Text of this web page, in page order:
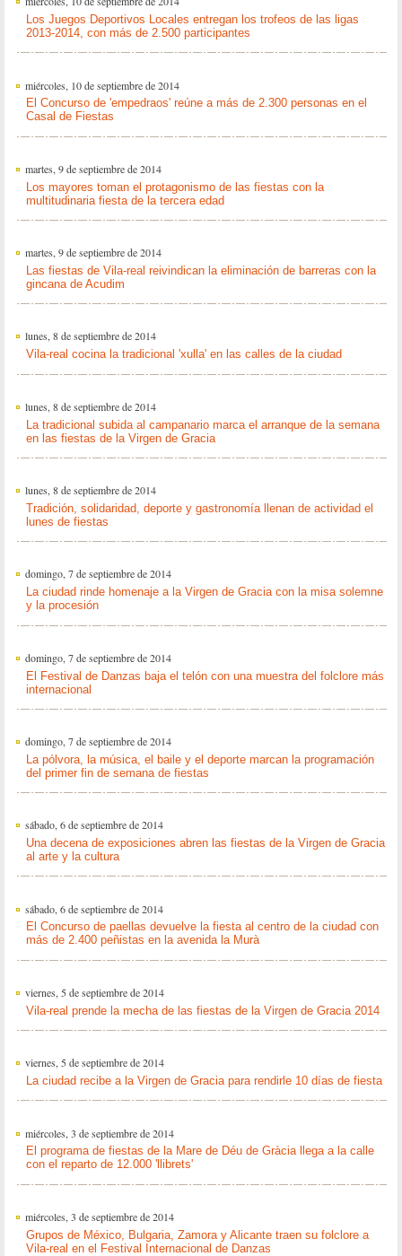
Los Juegos Deportivos Locales entregan los trofeos de las ligas
2013-2014, con más de 2.500 participantes
miércoles, 10 de septiembre de 2014
El Concurso de 'empedraos' reúne a más de 2.300 personas en el
Casal de Fiestas
martes, 9 de septiembre de 2014
Los mayores toman el protagonismo de las fiestas con la
multitudinaria fiesta de la tercera edad
martes, 9 de septiembre de 2014
Las fiestas de Vila-real reivindican la eliminación de barreras con la
gincana de Acudim
lunes, 8 de septiembre de 2014
Vila-real cocina la tradicional 'xulla' en las calles de la ciudad
lunes, 8 de septiembre de 2014
La tradicional subida al campanario marca el arranque de la semana
en las fiestas de la Virgen de Gracia
lunes, 8 de septiembre de 2014
Tradición, solidaridad, deporte y gastronomía llenan de actividad el
lunes de fiestas
domingo, 7 de septiembre de 2014
La ciudad rinde homenaje a la Virgen de Gracia con la misa solemne
y la procesión
domingo, 7 de septiembre de 2014
El Festival de Danzas baja el telón con una muestra del folclore más
internacional
domingo, 7 de septiembre de 2014
La pólvora, la música, el baile y el deporte marcan la programación
del primer fin de semana de fiestas
sábado, 6 de septiembre de 2014
Una decena de exposiciones abren las fiestas de la Virgen de Gracia
al arte y la cultura
sábado, 6 de septiembre de 2014
El Concurso de paellas devuelve la fiesta al centro de la ciudad con
más de 2.400 peñistas en la avenida la Murà
viernes, 5 de septiembre de 2014
Vila-real prende la mecha de las fiestas de la Virgen de Gracia 2014
viernes, 5 de septiembre de 2014
La ciudad recibe a la Virgen de Gracia para rendirle 10 días de fiesta
miércoles, 3 de septiembre de 2014
El programa de fiestas de la Mare de Déu de Gràcia llega a la calle
con el reparto de 12.000 'llibrets'
miércoles, 3 de septiembre de 2014
Grupos de México, Bulgaria, Zamora y Alicante traen su folclore a
Vila-real en el Festival Internacional de Danzas